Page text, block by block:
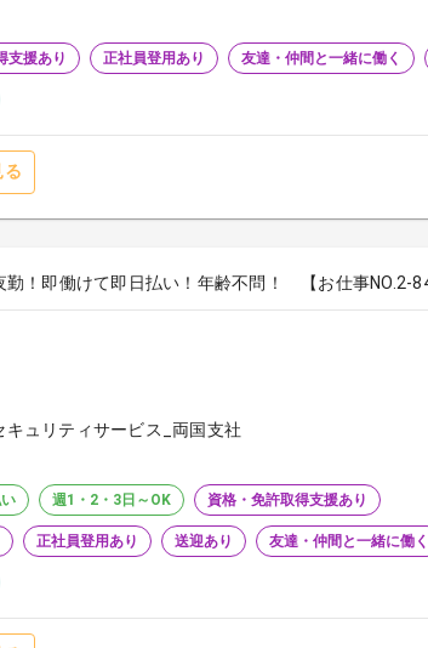
支援あり 正社員登用あり 友達・仲間と一緒に働く
！即働けて即日払い！年齢不問！ 【お仕事NO.2-
ュリティサービス_両国支社
週1・2・3日～OK 資格・免許取得支援あり
正社員登用あり 送迎あり 友達・仲間と一緒に働く